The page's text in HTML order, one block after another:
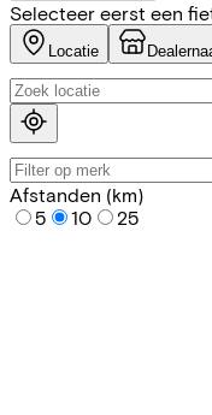
Selecteer eerst een
Locatie
Afstanden (km)
5
10 25